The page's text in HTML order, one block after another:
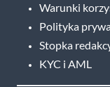
Warunki
Polityka
Stopka
KYC i AML